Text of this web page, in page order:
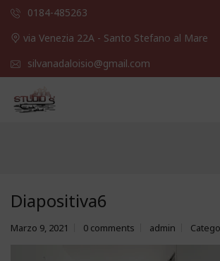
0184-485263
via Venezia 22A - Santo Stefano al Mare
silvanadaloisio@gmail.com
Diapositiva6
Marzo 9, 2021 0 comments admin